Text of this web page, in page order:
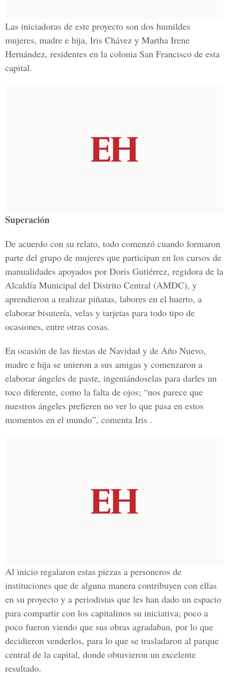
Las iniciadoras de este proyecto son dos humildes
mujeres, madre e hija, Iris Chávez y Martha Irene
Hernández, residentes en la colonia San Francisco de esta
capital.
Superación
De acuerdo con su relato, todo comenzó cuando formaron
parte del grupo de mujeres que participan en los cursos de
manualidades apoyados por Doris Gutiérrez, regidora de la
Alcaldía Municipal del Distrito Central (AMDC), y
aprendieron a realizar piñatas, labores en el huerto, a
elaborar bisutería, velas y tarjetas para todo tipo de
ocasiones, entre otras cosas.
En ocasión de las fiestas de Navidad y de Año Nuevo,
madre e hija se unieron a sus amigas y comenzaron a
elaborar ángeles de paste, ingeniándoselas para darles un
toco diferente, como la falta de ojos; “nos parece que
nuestros ángeles prefieren no ver lo que pasa en estos
momentos en el mundo”, comenta Iris .
Al inicio regalaron estas piezas a personeros de
instituciones que de alguna manera contribuyen con ellas
en su proyecto y a periodistas que les han dado un espacio
para compartir con los capitalinos su iniciativa; poco a
poco fueron viendo que sus obras agradaban, por lo que
decidieron venderlos, para lo que se trasladaron al parque
central de la capital, donde obtuvieron un excelente
resultado.